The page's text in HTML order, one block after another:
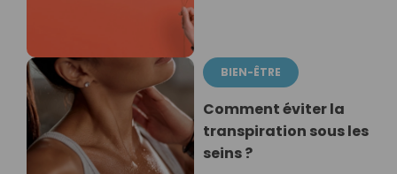
BIEN-ÊTRE
Comment éviter la
transpiration sous les
seins ?